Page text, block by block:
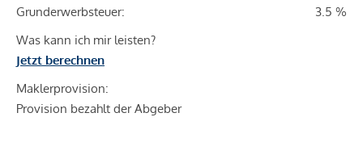
Grunderwerbsteuer:
3.5 %
Was kann ich mir leisten?
Jetzt berechnen
Maklerprovision:
Provision bezahlt der Abgeber